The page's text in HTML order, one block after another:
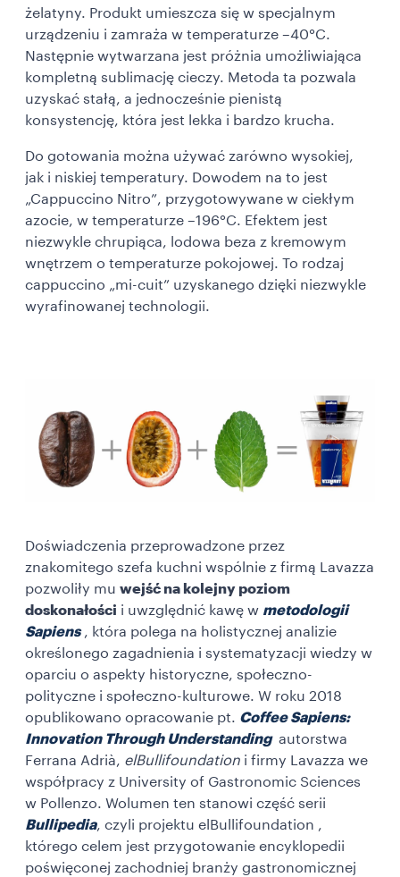
żelatyny. Produkt umieszcza się w specjalnym
urządzeniu i zamraża w temperaturze –40°C.
Następnie wytwarzana jest próżnia umożliwiająca
kompletną sublimację cieczy. Metoda ta pozwala
uzyskać stałą, a jednocześnie pienistą
konsystencję, która jest lekka i bardzo krucha.
Do gotowania można używać zarówno wysokiej,
jak i niskiej temperatury. Dowodem na to jest
„Cappuccino Nitro”, przygotowywane w ciekłym
azocie, w temperaturze –196°C. Efektem jest
niezwykle chrupiąca, lodowa beza z kremowym
wnętrzem o temperaturze pokojowej. To rodzaj
cappuccino „mi-cuit” uzyskanego dzięki niezwykle
wyrafinowanej technologii.
Doświadczenia przeprowadzone przez
znakomitego szefa kuchni wspólnie z firmą Lavazza
pozwoliły mu wejść na kolejny poziom
doskonałości i uwzględnić kawę w metodologii
Sapiens, która polega na holistycznej analizie
określonego zagadnienia i systematyzacji wiedzy w
oparciu o aspekty historyczne, społeczno-
polityczne i społeczno-kulturowe. W roku 2018
opublikowano opracowanie pt. Coffee Sapiens:
Innovation Through Understandingautorstwa
Ferrana Adrià, elBullifoundation i firmy Lavazza we
współpracy z University of Gastronomic Sciences
w Pollenzo. Wolumen ten stanowi część serii
Bullipedia, czyli projektu elBullifoundation ,
którego celem jest przygotowanie encyklopedii
poświęconej zachodniej branży gastronomicznej